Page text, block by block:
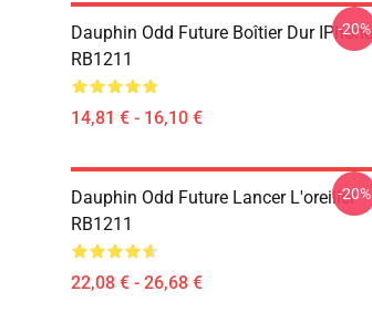
Dauphin Odd Future Boîtier Dur IPhone
RB1211
14,81 € - 16,10 €
-20%
Dauphin Odd Future Lancer L'oreiller
RB1211
22,08 € - 26,68 €
-20%